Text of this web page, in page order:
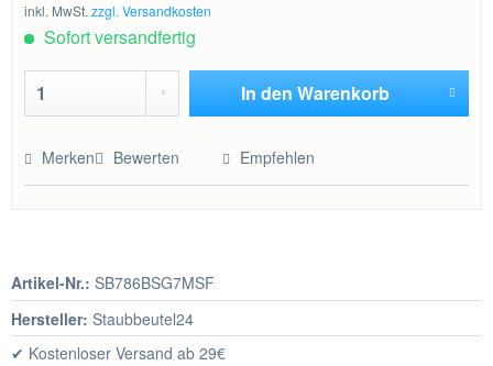
inkl. MwSt.zzgl. Versandkosten
Sofort versandfertig
In den Warenkorb
Merken Bewerten Empfehlen
Artikel-Nr.: SB786BSG7MSF
Hersteller: Staubbeutel24
✔ Kostenloser Versand ab 29€